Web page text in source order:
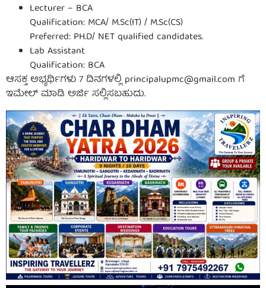
Lecturer – BCA
Qualification: MCA/ M.Sc(IT) / M.Sc(CS)
Preferred: PH.D/ NET qualified candidates.
Lab Assistant
Qualification: BCA
ಆಸಕ್ತ ಅಭ್ಯರ್ಥಿಗಳು 7 ದಿನಗಳಲ್ಲಿprincipalupmc@gmail.com ಗೆ
ಇಮೇಲ್ ಮಾಡಿ ಅರ್ಜಿ ಸಲ್ಲಿಸಬಹುದು.